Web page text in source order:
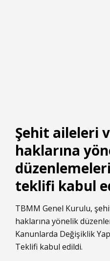
Şehit aileleri
haklarına
teklifi kabul
TBMM Genel Kurulu,
haklarına yönelik
Kanunlarda Değişiklik
Teklifi kabul edildi.